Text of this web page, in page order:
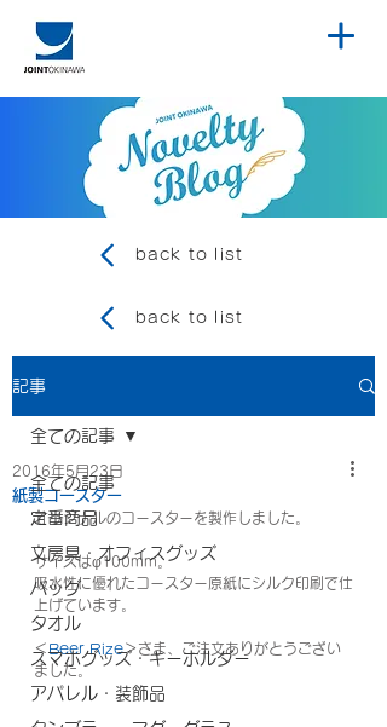
back to list
back to list
記事
全ての記事
定番商品
文房具・オフィスグッズ
バッグ
タオル
スマホグッズ・キーホルダー
アパレル・装飾品
全ての記事
紙製コースター
2016年5月23日
オリジナルのコースターを製作しました。
サイズはφ100mm。
吸水性に優れたコースター原紙にシルク印刷で仕
上げています。
＜ Beer Rize＞さま、ご注文ありがとうござい
ました。